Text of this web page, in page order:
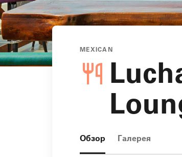
MEXICAN
Обзор Галерея